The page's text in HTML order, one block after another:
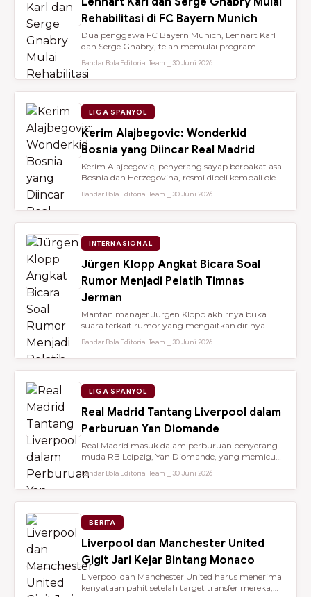
Rehabilitasi di FC Bayern Munich
Dua penggawa FC Bayern Munich, Lennart Karl
dan Serge Gnabry, telah memulai program
Bandar Bola Editorial Team ⎯ 30 Juni 2026
LIGA SPANYOL
Kerim Alajbegovic: Wonderkid
Bosnia yang Diincar Real Madrid
Kerim Alajbegovic, penyerang sayap berbakat asal
Bosnia dan Herzegovina, resmi dibeli kembali oleh
Bandar Bola Editorial Team ⎯ 30 Juni 2026
INTERNASIONAL
Jürgen Klopp Angkat Bicara Soal
Rumor Menjadi Pelatih Timnas
Jerman
Mantan manajer Jürgen Klopp akhirnya buka
suara terkait rumor yang mengaitkan dirinya
Bandar Bola Editorial Team ⎯ 30 Juni 2026
LIGA SPANYOL
Real Madrid Tantang Liverpool dalam
Perburuan Yan Diomande
Real Madrid masuk dalam perburuan penyerang
muda RB Leipzig, Yan Diomande, yang memicu
Bandar Bola Editorial Team ⎯ 30 Juni 2026
BERITA
Liverpool dan Manchester United
Gigit Jari Kejar Bintang Monaco
Liverpool dan Manchester United harus menerima
kenyataan pahit setelah target transfer mereka,